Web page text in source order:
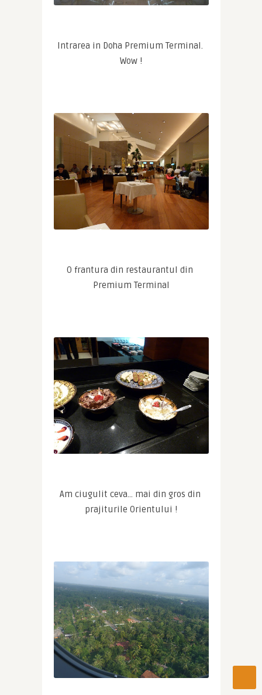
Intrarea in Doha Premium Terminal.
Wow !
O frantura din restaurantul din
Premium Terminal
Am ciugulit ceva… mai din gros din
prajiturile Orientului !